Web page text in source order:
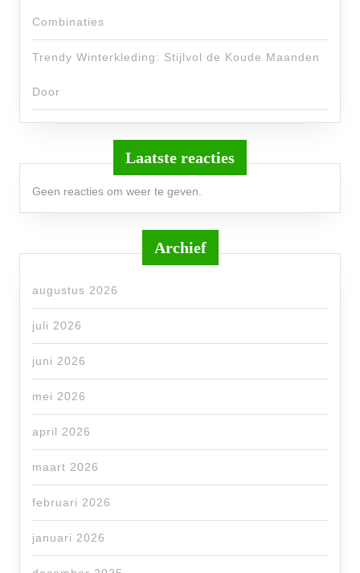
Combinaties
Trendy Winterkleding: Stijlvol de Koude Maanden
Door
Laatste reacties
Geen reacties om weer te geven.
Archief
augustus 2026
juli 2026
juni 2026
mei 2026
april 2026
maart 2026
februari 2026
januari 2026